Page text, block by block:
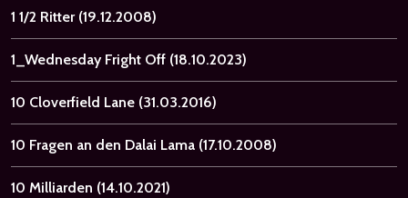
1 1/2 Ritter (19.12.2008)
1_Wednesday Fright Off (18.10.2023)
10 Cloverfield Lane (31.03.2016)
10 Fragen an den Dalai Lama (17.10.2008)
10 Milliarden (14.10.2021)